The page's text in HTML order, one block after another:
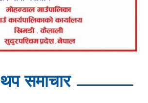
थप समाचार